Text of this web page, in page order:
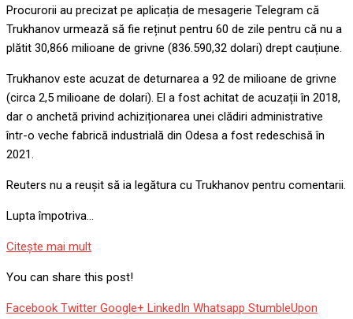
Procurorii au precizat pe aplicația de mesagerie Telegram că
Trukhanov urmează să fie reținut pentru 60 de zile pentru că nu a
plătit 30,866 milioane de grivne (836.590,32 dolari) drept cauțiune.
Trukhanov este acuzat de deturnarea a 92 de milioane de grivne
(circa 2,5 milioane de dolari). El a fost achitat de acuzații în 2018,
dar o anchetă privind achiziționarea unei clădiri administrative
într-o veche fabrică industrială din Odesa a fost redeschisă în
2021.
Reuters nu a reușit să ia legătura cu Trukhanov pentru comentarii.
Lupta împotriva…
Citeşte mai mult
You can share this post!
Facebook Twitter Google+ LinkedIn Whatsapp StumbleUpon